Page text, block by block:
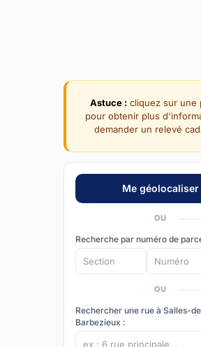
Astuce :cliquez sur une
pour obtenir plus
demander un relevé
OU
Recherche par numéro de
OU
Rechercher une rue à Salles-
Barbezieux :